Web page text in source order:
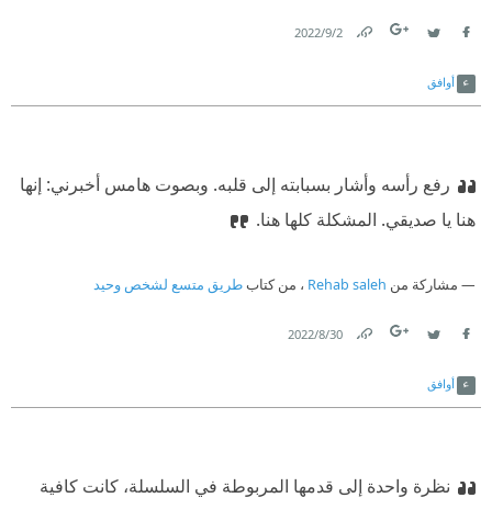
2‏/9‏/2022
أوافق
رفع رأسه وأشار بسبابته إلى قلبه. وبصوت هامس أخبرني: إنها
هنا يا صديقي. المشكلة كلها هنا.
مشاركة من Rehab saleh ، من كتابطريق متسع لشخص وحيد
30‏/8‏/2022
أوافق
نظرة واحدة إلى قدمها المربوطة في السلسلة، كانت كافية